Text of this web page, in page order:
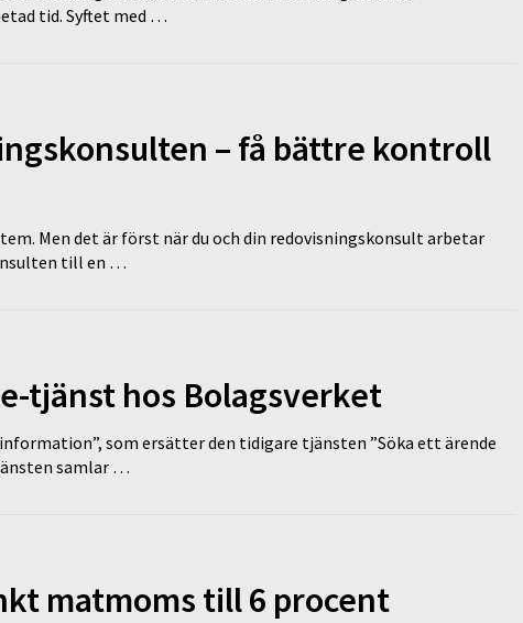
tid. Syftet med …
– få bättre kontroll
Men det är först när du och din redovisningskonsult arbetar
till en …
tjänst hos Bolagsverket
som ersätter den tidigare tjänsten ”Söka ett ärende
samlar …
matmoms till 6 procent